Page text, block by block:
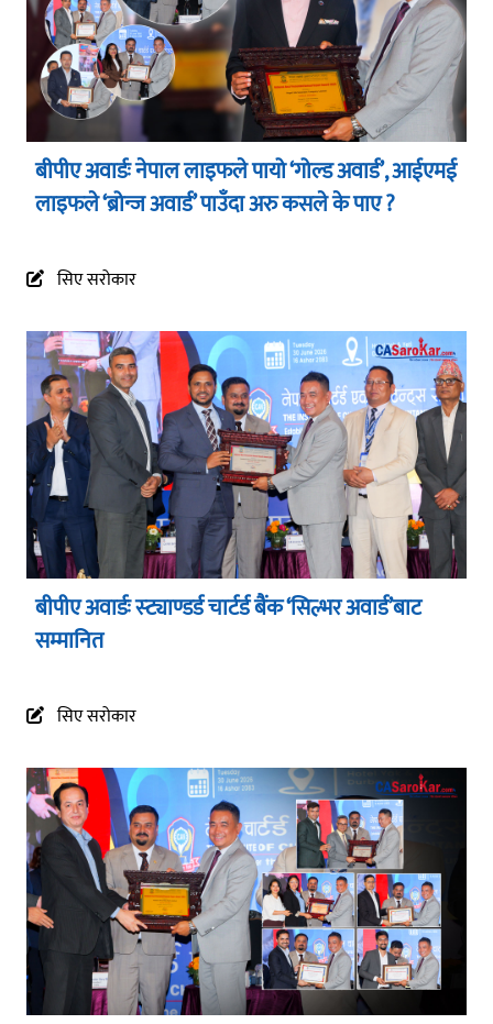
बीपीए अवार्डः नेपाल लाइफले पायो ‘गोल्ड अवार्ड’, आईएमई
लाइफले ‘ब्रोन्ज अवार्ड’ पाउँदा अरु कसले के पाए ?
सिए सरोकार
बीपीए अवार्डः स्ट्याण्डर्ड चार्टर्ड बैंक ‘सिल्भर अवार्ड’बाट
सम्मानित
सिए सरोकार